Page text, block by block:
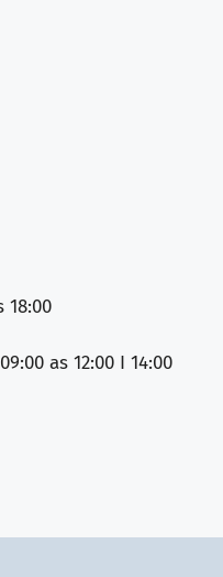
18:00
as 12:00 I 14:00